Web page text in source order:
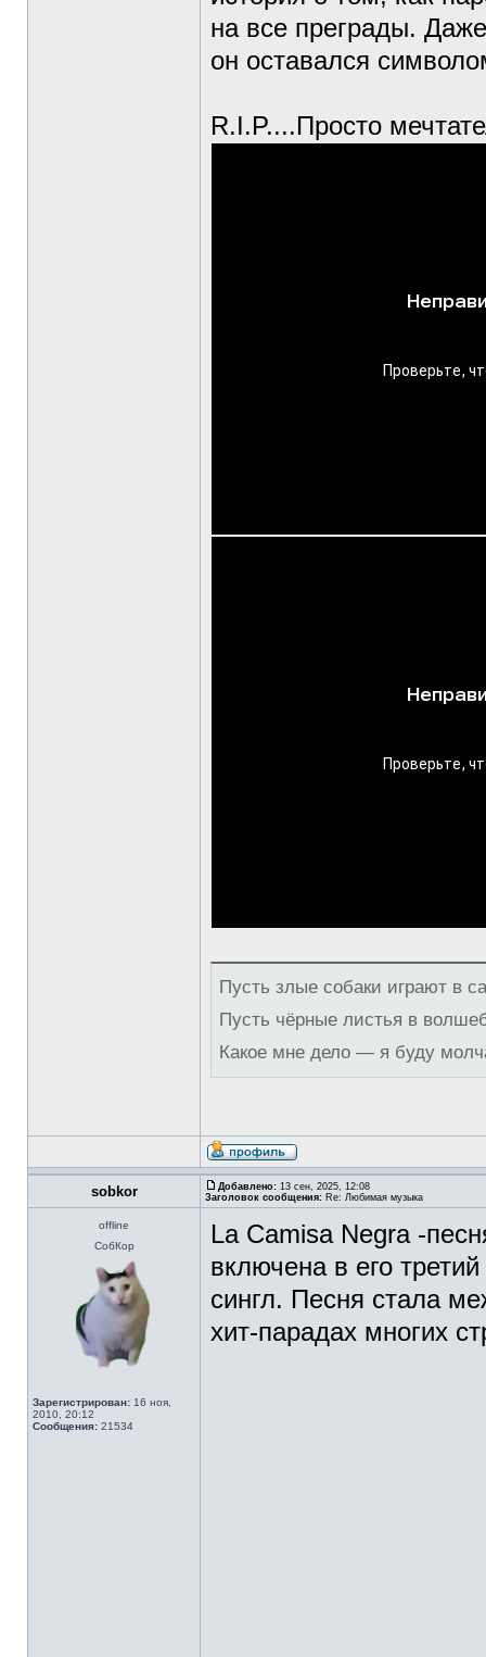
на все преграды.
он оставался
R.I.P....Просто
Пусть злые собаки играют в
Пусть чёрные листья в
Какое мне дело — я буду
sobkor Добавлено: 13 сен, 2025, 12:08
Заголовок сообщения: Re: Любимая музыка
offline
СобКор
Зарегистрирован: 16 ноя,
2010, 20:12
Сообщения: 21534
La Camisa Negra -
включена в его
сингл. Песня стала
хит-парадах многих